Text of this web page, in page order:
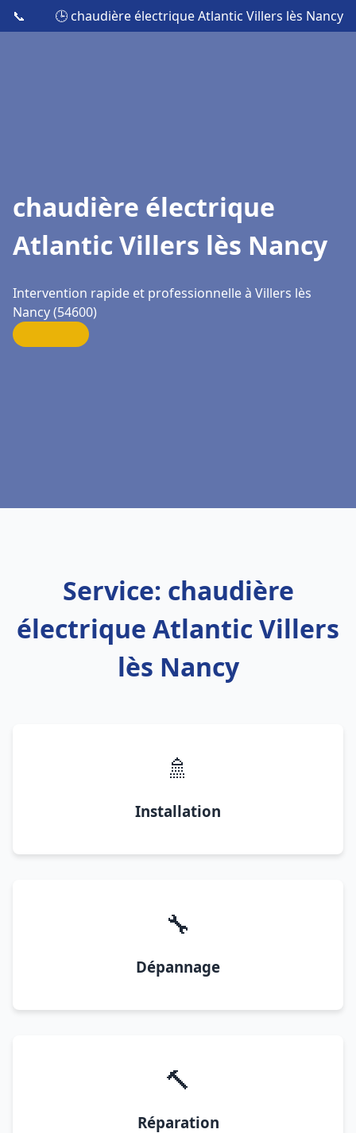
📞 🕒 chaudière électrique Atlantic Villers lès Nancy
chaudière électrique
Atlantic Villers lès Nancy
Intervention rapide et professionnelle à Villers lès
Nancy (54600)
Service: chaudière
électrique Atlantic Villers
lès Nancy
🚿
Installation
🔧
Dépannage
🔨
Réparation